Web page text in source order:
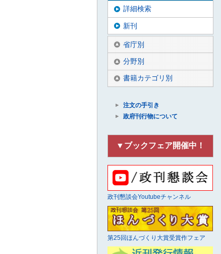
詳細検索
新刊
省庁別
分野別
書籍カテゴリ別
注文の手引き
政府刊行物について
▼ブックフェア開催中！
政刊懇談会Youtubeチャンネル
第25回ほんづくり大賞受賞作フェア